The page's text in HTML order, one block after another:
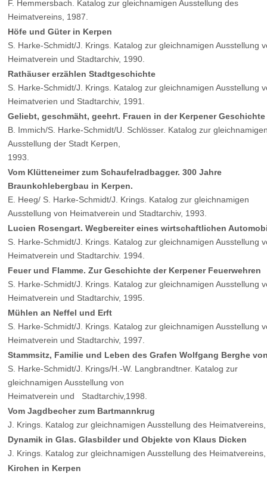
F. Hemmersbach. Katalog zur gleichnamigen Ausstellung des
Heimatvereins, 1987.
Höfe und Güter in Kerpen
S. Harke-Schmidt/J. Krings. Katalog zur gleichnamigen Ausstellung
Heimatverein und Stadtarchiv, 1990.
Rathäuser erzählen Stadtgeschichte
S. Harke-Schmidt/J. Krings. Katalog zur gleichnamigen Ausstellung
Heimatverien und Stadtarchiv, 1991.
Geliebt, geschmäht, geehrt. Frauen in der Kerpener Geschichte
B. Immich/S. Harke-Schmidt/U. Schlösser. Katalog zur
Ausstellung der Stadt Kerpen,
1993.
Vom Klütteneimer zum Schaufelradbagger. 300 Jahre
Braunkohlebergbau in Kerpen.
E. Heeg/ S. Harke-Schmidt/J. Krings. Katalog zur gleichnamigen
Ausstellung von Heimatverein und Stadtarchiv, 1993.
Lucien Rosengart. Wegbereiter eines wirtschaftlichen
S. Harke-Schmidt/J. Krings. Katalog zur gleichnamigen Ausstellung
Heimatverein und Stadtarchiv. 1994.
Feuer und Flamme. Zur Geschichte der Kerpener Feuerwehren
S. Harke-Schmidt/J. Krings. Katalog zur gleichnamigen Ausstellung
Heimatverein und Stadtarchiv, 1995.
Mühlen an Neffel und Erft
S. Harke-Schmidt/J. Krings. Katalog zur gleichnamigen Ausstellung
Heimatverein und Stadtarchiv, 1997.
Stammsitz, Familie und Leben des Grafen Wolfgang Berghe
S. Harke-Schmidt/J. Krings/H.-W. Langbrandtner. Katalog zur
gleichnamigen Ausstellung von
Heimatverein und Stadtarchiv,1998.
Vom Jagdbecher zum Bartmannkrug
J. Krings. Katalog zur gleichnamigen Ausstellung des
Dynamik in Glas. Glasbilder und Objekte von Klaus Dicken
J. Krings. Katalog zur gleichnamigen Ausstellung des
Kirchen in Kerpen